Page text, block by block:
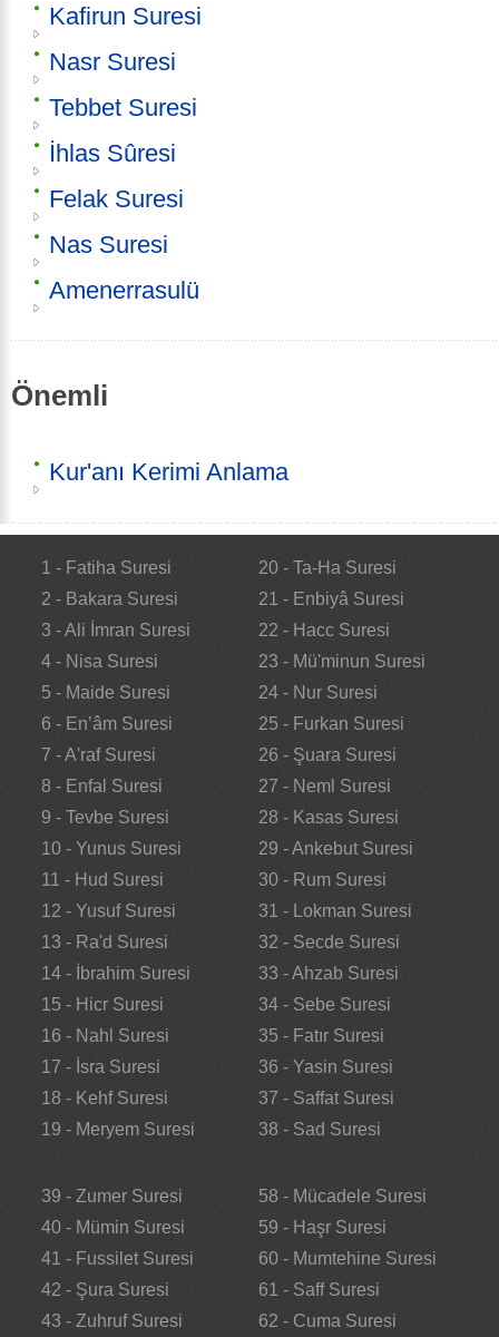
Kafirun Suresi
Nasr Suresi
Tebbet Suresi
İhlas Sûresi
Felak Suresi
Nas Suresi
Amenerrasulü
Önemli
Kur'anı Kerimi Anlama
1 - Fatiha Suresi
2 - Bakara Suresi
3 - Ali İmran Suresi
4 - Nisa Suresi
5 - Maide Suresi
6 - En’âm Suresi
7 - A'raf Suresi
8 - Enfal Suresi
9 - Tevbe Suresi
10 - Yunus Suresi
11 - Hud Suresi
12 - Yusuf Suresi
13 - Ra'd Suresi
14 - İbrahim Suresi
15 - Hicr Suresi
16 - Nahl Suresi
17 - İsra Suresi
18 - Kehf Suresi
19 - Meryem Suresi
20 - Ta-Ha Suresi
21 - Enbiyâ Suresi
22 - Hacc Suresi
23 - Mü'minun Suresi
24 - Nur Suresi
25 - Furkan Suresi
26 - Şuara Suresi
27 - Neml Suresi
28 - Kasas Suresi
29 - Ankebut Suresi
30 - Rum Suresi
31 - Lokman Suresi
32 - Secde Suresi
33 - Ahzab Suresi
34 - Sebe Suresi
35 - Fatır Suresi
36 - Yasin Suresi
37 - Saffat Suresi
38 - Sad Suresi
39 - Zumer Suresi
40 - Mümin Suresi
41 - Fussilet Suresi
42 - Şura Suresi
43 - Zuhruf Suresi
58 - Mücadele Suresi
59 - Haşr Suresi
60 - Mumtehine Suresi
61 - Saff Suresi
62 - Cuma Suresi